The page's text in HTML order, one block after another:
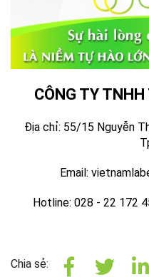
CÔNG TY
Địa chỉ: 55/15 Nguyễn
Email:
Hotline: 028 - 22 172
Chia sẻ: